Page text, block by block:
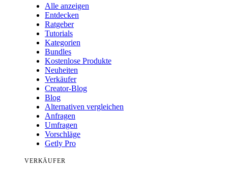
Alle anzeigen
Entdecken
Ratgeber
Tutorials
Kategorien
Bundles
Kostenlose Produkte
Neuheiten
Verkäufer
Creator-Blog
Blog
Alternativen vergleichen
Anfragen
Umfragen
Vorschläge
Getly Pro
VERKÄUFER